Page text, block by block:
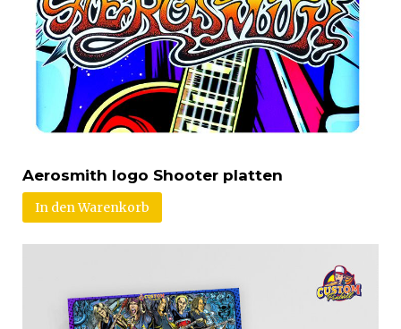
Aerosmith logo Shooter platten
In den Warenkorb